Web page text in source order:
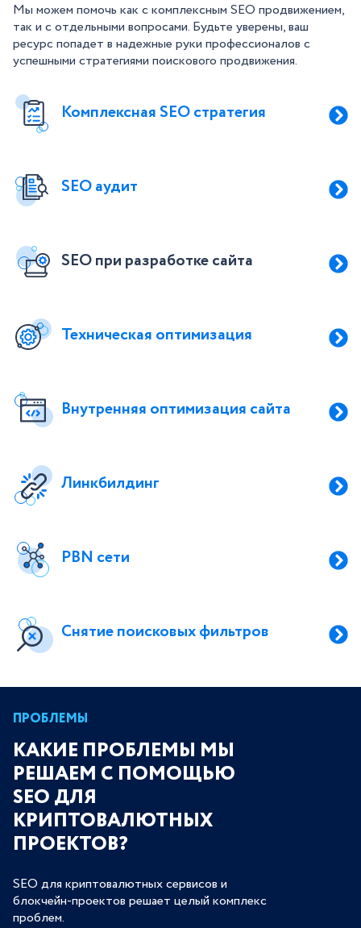
Мы можем помочь как с комплексным SEO продвижением,
так и с отдельными вопросами. Будьте уверены, ваш
ресурс попадет в надежные руки профессионалов с
успешными стратегиями поискового продвижения.
Комплексная SEO стратегия
SEO аудит
SEO при разработке сайта
Техническая оптимизация
Внутренняя оптимизация сайта
Линкбилдинг
PBN сети
Снятие поисковых фильтров
ПРОБЛЕМЫ
КАКИЕ ПРОБЛЕМЫ МЫ
РЕШАЕМ С ПОМОЩЬЮ
SEO ДЛЯ
КРИПТОВАЛЮТНЫХ
ПРОЕКТОВ?
SEO для криптовалютных сервисов и
блокчейн-проектов решает целый комплекс
проблем.